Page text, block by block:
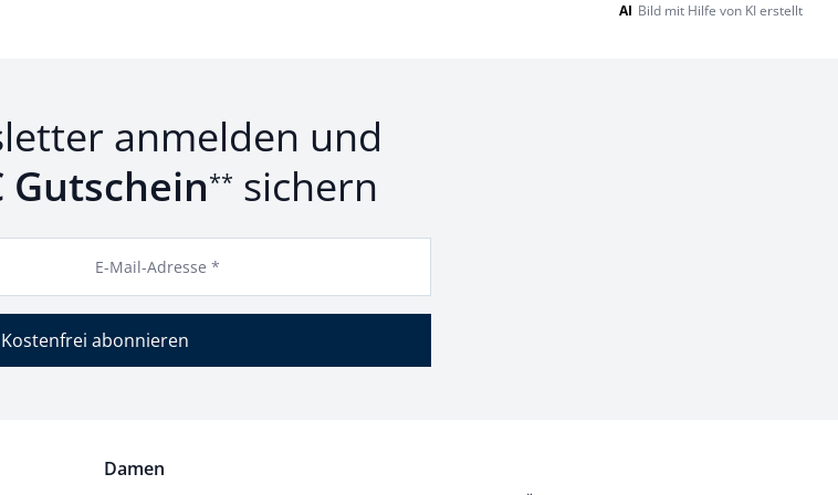
AI Bild mit Hilfe von KI erstellt
anmelden und
Gutschein** sichern
E-Mail-Adresse *
Kostenfrei abonnieren
Damen